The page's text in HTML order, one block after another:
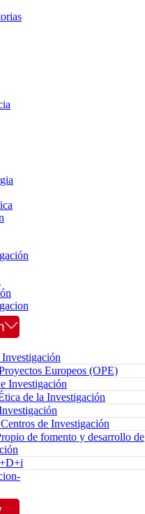
Europeos (OPE)
Investigación
de la Investigación
de Investigación
de fomento y desarrollo de